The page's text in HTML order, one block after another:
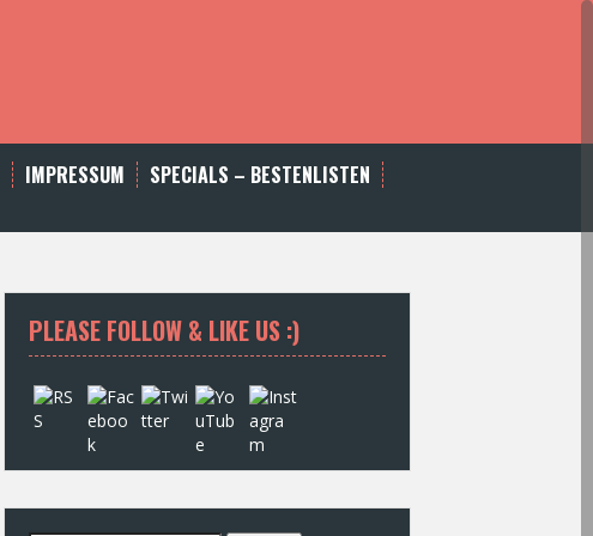
IMPRESSUM
SPECIALS – BESTENLISTEN
PLEASE FOLLOW & LIKE US :)